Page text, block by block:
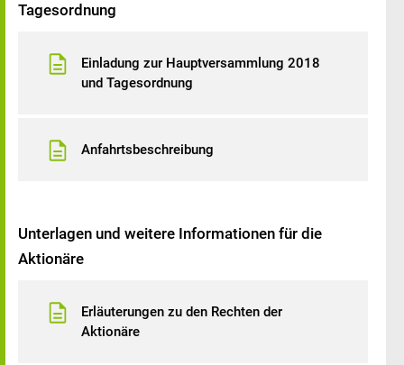
Tagesordnung
Einladung zur Hauptversammlung 2018
und Tagesordnung
Anfahrtsbeschreibung
Unterlagen und weitere Informationen für die
Aktionäre
Erläuterungen zu den Rechten der
Aktionäre